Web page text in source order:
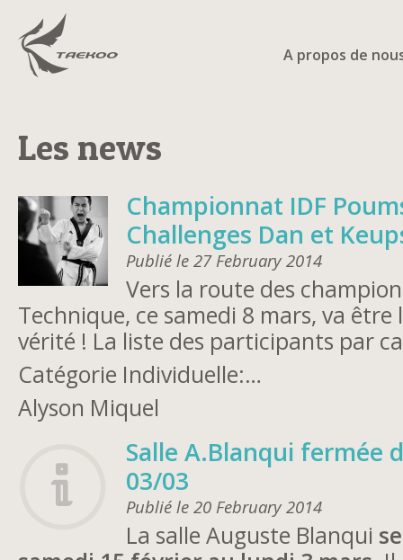
A propos de
Les news
Championnat IDF
Challenges Dan et
Publié le 27 February 2014
Vers la route des
Technique, ce samedi 8 mars, va
vérité ! La liste des participants par
Catégorie Individuelle:…
Alyson Miquel
Salle A.Blanqui fermée
03/03
Publié le 20 February 2014
La salle Auguste Blanqui